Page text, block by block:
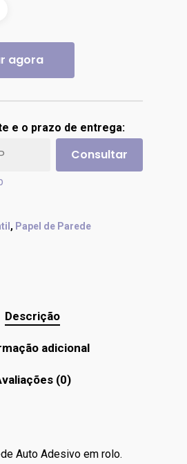
agora
e o prazo de entrega:
Consultar
, Papel de Parede
Descrição
adicional
(0)
Auto Adesivo em rolo.